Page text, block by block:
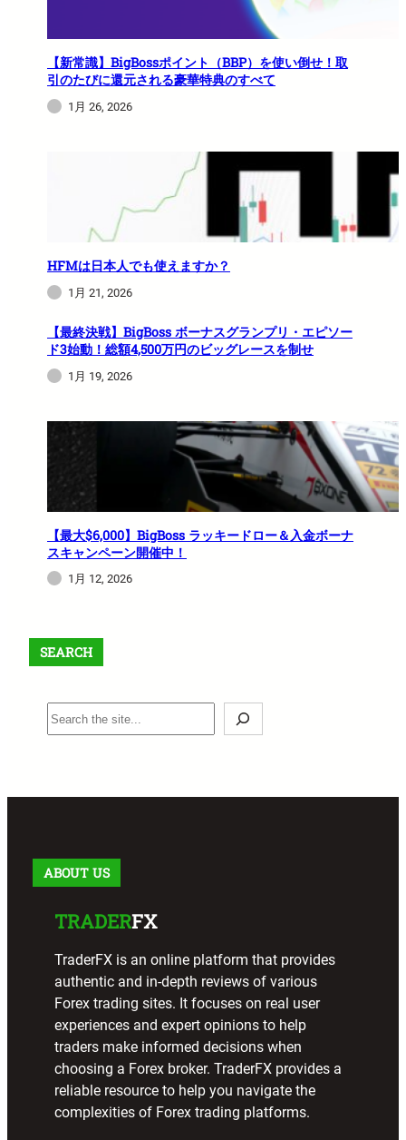
【新常識】BigBossポイント（BBP）を使い倒せ！取
引のたびに還元される豪華特典のすべて
1月 26, 2026
HFMは日本人でも使えますか？
1月 21, 2026
【最終決戦】BigBoss ボーナスグランプリ・エピソー
ド3始動！総額4,500万円のビッグレースを制せ
1月 19, 2026
【最大$6,000】BigBoss ラッキードロー＆入金ボーナ
スキャンペーン開催中！
1月 12, 2026
SEARCH
S
e
c
ABOUT US
TRADERFX
TraderFX is an online platform that provides
authentic and in-depth reviews of various
Forex trading sites. It focuses on real user
experiences and expert opinions to help
traders make informed decisions when
choosing a Forex broker. TraderFX provides a
reliable resource to help you navigate the
complexities of Forex trading platforms.